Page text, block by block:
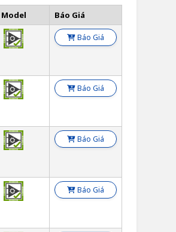
Model Báo Giá
Báo Giá
Báo Giá
Báo Giá
Báo Giá